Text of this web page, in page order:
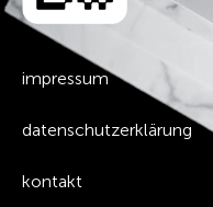
impressum
datenschutzerklärung
kontakt